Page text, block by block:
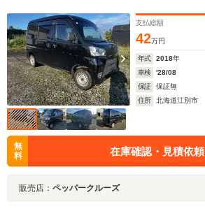
支払総額
42万円
年式 2018年
車検
'28/08
保証
保証無
住所
北海道江別市
無
料
在庫確認・見積依頼
販売店： ペッパークルーズ